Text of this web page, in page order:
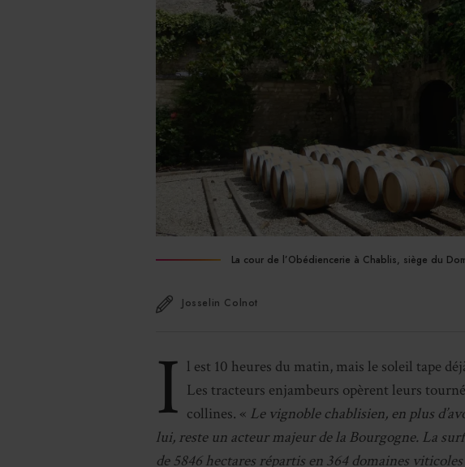
La cour de l’Obédiencerie à Chablis, siège du
Josselin Colnot
I l est 10 heures du matin, mais le soleil tape
Les tracteurs enjambeurs opèrent leurs
collines. « Le vignoble chablisien, en plus
lui, reste un acteur majeur de la Bourgogne. La
de 5846 hectares répartis en 364 domaines viticoles